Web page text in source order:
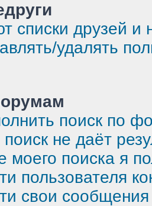
списки друзей и
удалять
поиск по
не даёт
моего поиска я
пользователя
свои